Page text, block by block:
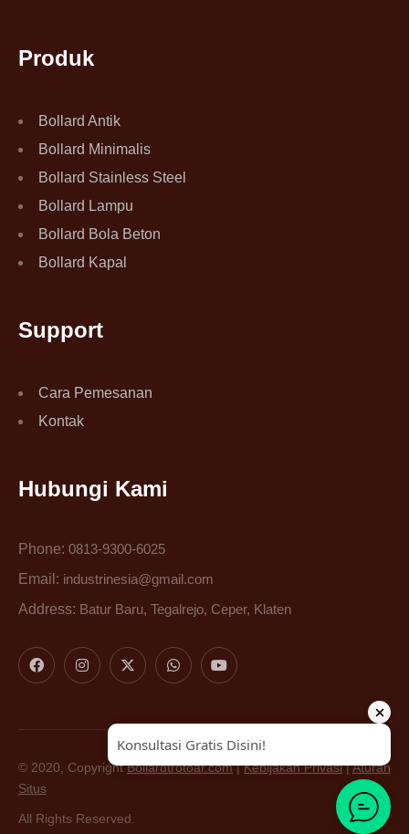
Produk
Bollard Antik
Bollard Minimalis
Bollard Stainless Steel
Bollard Lampu
Bollard Bola Beton
Bollard Kapal
Support
Cara Pemesanan
Kontak
Hubungi Kami
Phone: 0813-9300-6025
Email: industrinesia@gmail.com
Address: Batur Baru, Tegalrejo, Ceper, Klaten
© 2020, CopyrightBollardtrotoar.com|Kebijakan Privasi|Aturan
Situs
All Rights Reserved.